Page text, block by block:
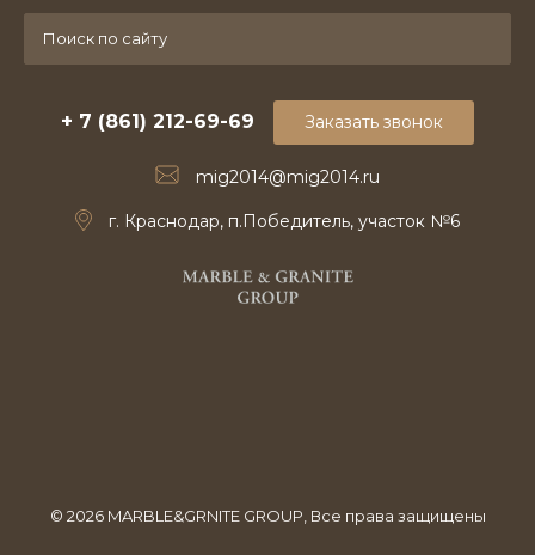
mig2014@mig2014.ru
+ 7 (861) 212-69-69
г. Краснодар, п.Победитель, участок №6
Заказать звонок
© 2026 MARBLE&GRNITE GROUP, Все права защищены